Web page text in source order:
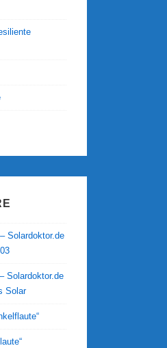
Solardoktor.de
Solardoktor.de
Solar